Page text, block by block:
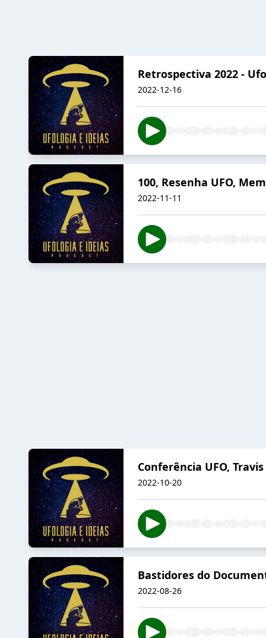
Retrospectiva 2022 -
2022-12-16
100, Resenha UFO,
2022-11-11
Conferência UFO,
2022-10-20
Bastidores do
2022-08-26